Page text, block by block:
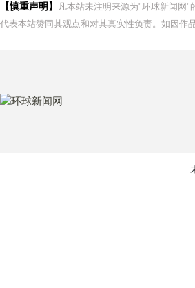
【慎重声明】
凡本站未注明来源为"环球新闻网
代表本站赞同其观点和对其真实性负责。如因作